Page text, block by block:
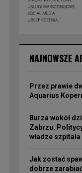
NAJNOWSZE
Przez prawie
Aquarius
Burza wokół
Zabrzu.
władze szpitala
Jak zostać
dobrze